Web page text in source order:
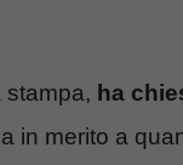
stampa, ha
in merito a